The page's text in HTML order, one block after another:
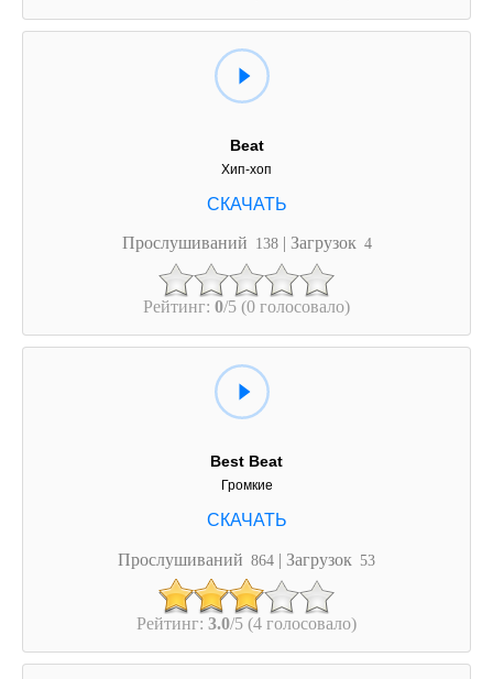
Beat
Хип-хоп
Прослушиваний 138 | Загрузок 4
Рейтинг: 0/5 (0 голосовало)
Best Beat
Громкие
Прослушиваний 864 | Загрузок 53
Рейтинг: 3.0/5 (4 голосовало)